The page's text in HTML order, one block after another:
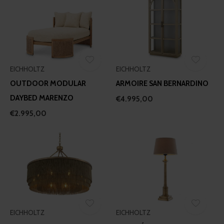
EICHHOLTZ
OUTDOOR MODULAR
DAYBED MARENZO
€2.995,00
EICHHOLTZ
ARMOIRE SAN BERNARDINO
€4.995,00
EICHHOLTZ EICHHOLTZ